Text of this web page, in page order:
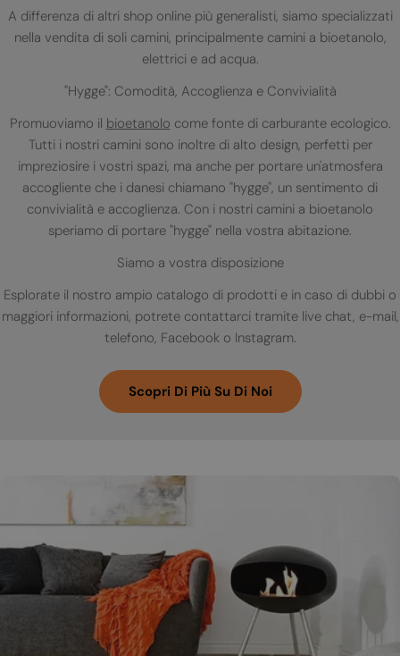
A differenza di altri shop online più generalisti, siamo specializzati
nella vendita di soli camini, principalmente camini a bioetanolo,
elettrici e ad acqua.
"Hygge": Comodità, Accoglienza e Convivialità
Promuoviamo il bioetanolo come fonte di carburante ecologico.
Tutti i nostri camini sono inoltre di alto design, perfetti per
impreziosire i vostri spazi, ma anche per portare un'atmosfera
accogliente che i danesi chiamano "hygge", un sentimento di
convivialità e accoglienza. Con i nostri camini a bioetanolo
speriamo di portare "hygge" nella vostra abitazione.
Siamo a vostra disposizione
Esplorate il nostro ampio catalogo di prodotti e in caso di dubbi o
maggiori informazioni, potrete contattarci tramite live chat, e-mail,
telefono, Facebook o Instagram.
Scopri Di Più Su Di Noi